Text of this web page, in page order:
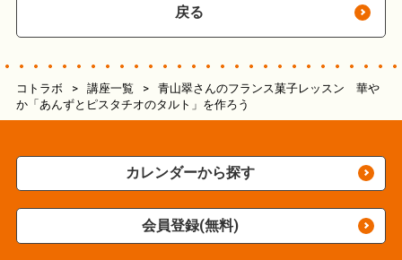
戻る
コトラボ > 講座一覧 >
青山翠さんのフランス菓子レッスン 華や
か「あんずとピスタチオのタルト」を作ろう
カレンダーから探す
会員登録(無料)